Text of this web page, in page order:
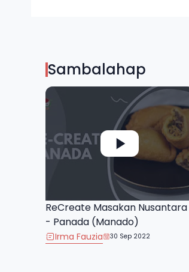
Sambalahap
ReCreate Masakan Nusantara
- Panada (Manado)
Irma Fauzia 30 Sep 2022